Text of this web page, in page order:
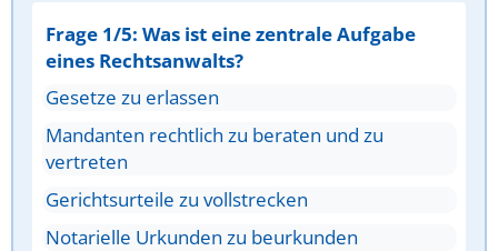
Frage 1/5: Was ist eine zentrale Aufgabe
eines Rechtsanwalts?
Gesetze zu erlassen
Mandanten rechtlich zu beraten und zu
vertreten
Gerichtsurteile zu vollstrecken
Notarielle Urkunden zu beurkunden